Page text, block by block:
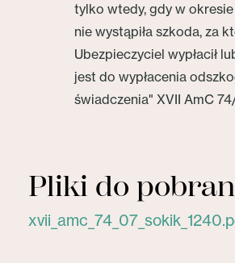
tylko wtedy, gdy w
nie wystąpiła szkoda, za
Ubezpieczyciel wypłacił
jest do wypłacenia
świadczenia" XVII AmC
Pliki do